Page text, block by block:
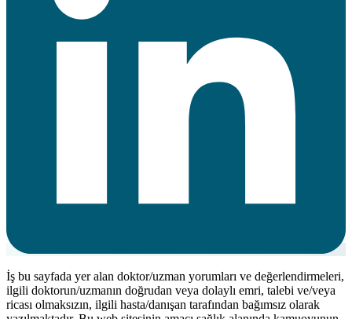
İş bu sayfada yer alan doktor/uzman yorumları ve değerlendirmeleri,
ilgili doktorun/uzmanın doğrudan veya dolaylı emri, talebi ve/veya
ricası olmaksızın, ilgili hasta/danışan tarafından bağımsız olarak